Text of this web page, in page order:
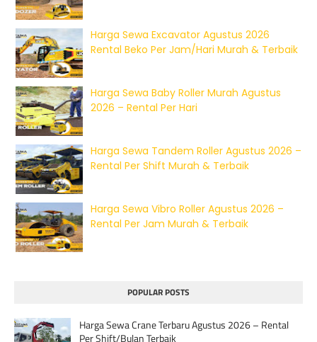
Harga Sewa Excavator Agustus 2026
Rental Beko Per Jam/Hari Murah & Terbaik
Harga Sewa Baby Roller Murah Agustus
2026 – Rental Per Hari
Harga Sewa Tandem Roller Agustus 2026 –
Rental Per Shift Murah & Terbaik
Harga Sewa Vibro Roller Agustus 2026 –
Rental Per Jam Murah & Terbaik
POPULAR POSTS
Harga Sewa Crane Terbaru Agustus 2026 – Rental
Per Shift/Bulan Terbaik